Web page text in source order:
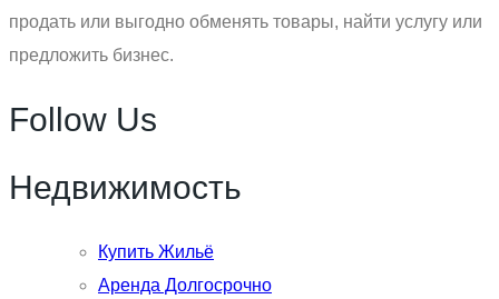
продать или выгодно обменять товары, найти услугу или
предложить бизнес.
Follow Us
Недвижимость
Купить Жильё
Аренда Долгосрочно